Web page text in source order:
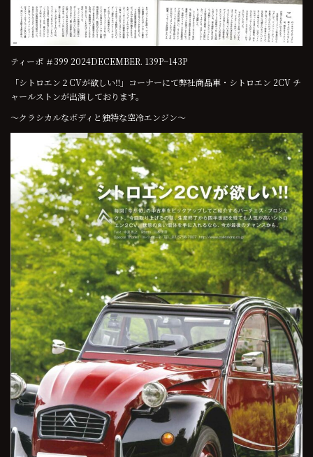
ティーポ ＃399 2024DECEMBER. 139P~143P
「シトロエン２CVが欲しい‼」コーナーにて弊社商品車・シトロエン 2CV チ
ャールストンが出演しております。
～クラシカルなボディと独特な空冷エンジン～